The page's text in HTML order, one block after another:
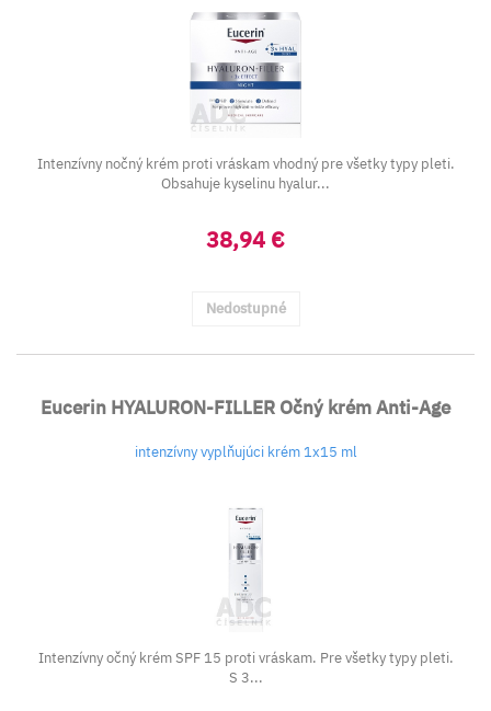
Intenzívny nočný krém proti vráskam vhodný pre všetky typy pleti.
Obsahuje kyselinu hyalur...
38,94 €
Nedostupné
Eucerin HYALURON-FILLER Očný krém Anti-Age
intenzívny vyplňujúci krém 1x15 ml
Intenzívny očný krém SPF 15 proti vráskam. Pre všetky typy pleti.
S 3...